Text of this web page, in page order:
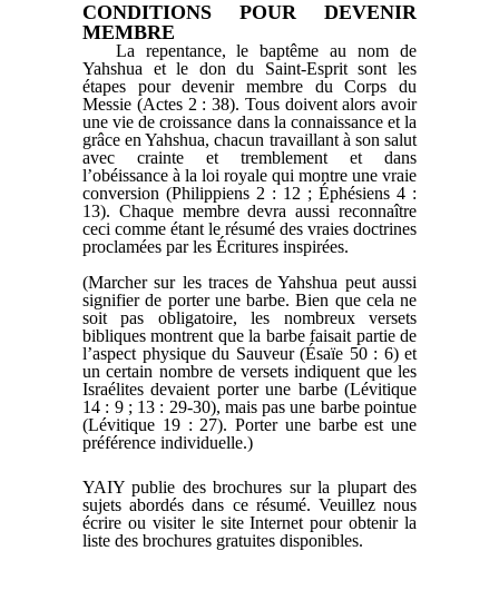
CONDITIONS POUR DEVENIR
MEMBRE
La repentance, le baptême au nom de
Yahshua et le don du Saint-Esprit sont les
étapes pour devenir membre du Corps du
Messie (Actes 2 : 38). Tous doivent alors avoir
une vie de croissance dans la connaissance et la
grâce en Yahshua, chacun travaillant à son salut
avec crainte et tremblement et dans
l’obéissance à la loi royale qui montre une vraie
conversion (Philippiens 2 : 12 ; Éphésiens 4 :
13). Chaque membre devra aussi reconnaître
ceci comme étant le résumé des vraies doctrines
proclamées par les Écritures inspirées.
(Marcher sur les traces de Yahshua peut aussi
signifier de porter une barbe. Bien que cela ne
soit pas obligatoire, les nombreux versets
bibliques montrent que la barbe faisait partie de
l’aspect physique du Sauveur (Ésaïe 50 : 6) et
un certain nombre de versets indiquent que les
Israélites devaient porter une barbe (Lévitique
14 : 9 ; 13 : 29-30), mais pas une barbe pointue
(Lévitique 19 : 27). Porter une barbe est une
préférence individuelle.)
YAIY publie des brochures sur la plupart des
sujets abordés dans ce résumé. Veuillez nous
écrire ou visiter le site Internet pour obtenir la
liste des brochures gratuites disponibles.